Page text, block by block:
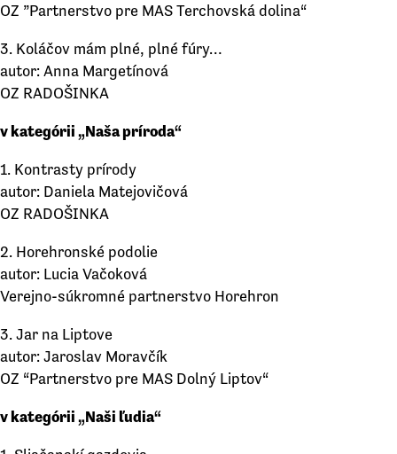
OZ ”Partnerstvo pre MAS Terchovská dolina“
3. Koláčov mám plné, plné fúry…
autor: Anna Margetínová
OZ RADOŠINKA
v kategórii „Naša príroda“
1. Kontrasty prírody
autor: Daniela Matejovičová
OZ RADOŠINKA
2. Horehronské podolie
autor: Lucia Vačoková
Verejno-súkromné partnerstvo Horehron
3. Jar na Liptove
autor: Jaroslav Moravčík
OZ “Partnerstvo pre MAS Dolný Liptov“
v kategórii „Naši ľudia“